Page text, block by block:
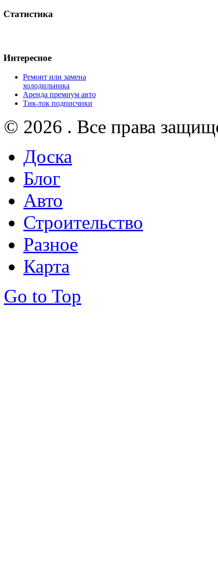
Статистика
Интересное
Ремонт или замена
холодильника
Аренда премиум авто
Тик-ток подписчики
© 2026 . Все права
Доска
Блог
Авто
Строительство
Разное
Карта
Go to Top